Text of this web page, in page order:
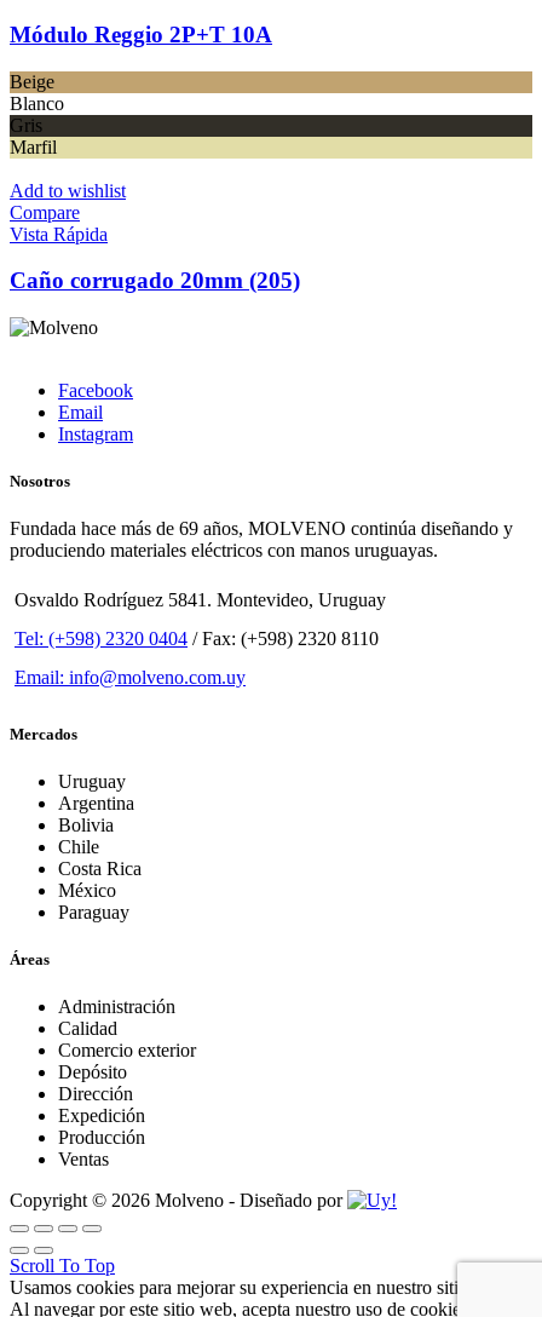
Módulo Reggio 2P+T 10A
Beige
Blanco
Gris
Marfil
Add to wishlist
Compare
Vista Rápida
Caño corrugado 20mm (205)
Facebook
Email
Instagram
Nosotros
Fundada hace más de 69 años, MOLVENO continúa diseñando y
produciendo materiales eléctricos con manos uruguayas.
Osvaldo Rodríguez 5841. Montevideo, Uruguay
Tel: (+598) 2320 0404 / Fax: (+598) 2320 8110
Email: info@molveno.com.uy
Mercados
Uruguay
Argentina
Bolivia
Chile
Costa Rica
México
Paraguay
Áreas
Administración
Calidad
Comercio exterior
Depósito
Dirección
Expedición
Producción
Ventas
Copyright © 2026 Molveno - Diseñado por
Scroll To Top
Usamos cookies para mejorar su experiencia en nuestro sitio web.
Al navegar por este sitio web, acepta nuestro uso de cookies.